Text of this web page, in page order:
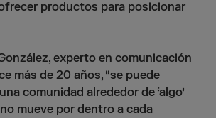
productos para posicionar
experto en comunicación
más de 20 años, “se puede
comunidad alrededor de ‘algo’
mueve por dentro a cada